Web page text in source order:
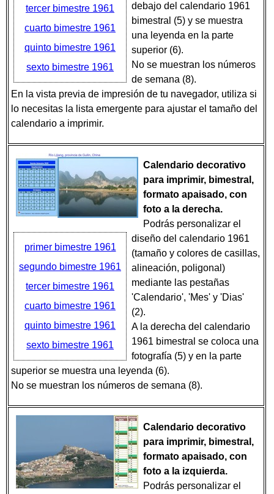
tercer bimestre 1961
cuarto bimestre 1961
quinto bimestre 1961
sexto bimestre 1961
debajo del calendario 1961
bimestral (5) y se muestra
una leyenda en la parte
superior (6).
No se muestran los números
de semana (8).
En la vista previa de impresión de tu navegador, utiliza si
lo necesitas la lista emergente para ajustar el tamaño del
calendario a imprimir.
primer bimestre 1961
segundo bimestre 1961
tercer bimestre 1961
cuarto bimestre 1961
quinto bimestre 1961
sexto bimestre 1961
Calendario decorativo
para imprimir, bimestral,
formato apaisado, con
foto a la derecha.
Podrás personalizar el
diseño del calendario 1961
(tamaño y colores de casillas,
alineación, poligonal)
mediante las pestañas
'Calendario', 'Mes' y 'Dias'
(2).
A la derecha del calendario
1961 bimestral se coloca una
fotografía (5) y en la parte
superior se muestra una leyenda (6).
No se muestran los números de semana (8).
Calendario decorativo
para imprimir, bimestral,
formato apaisado, con
foto a la izquierda.
Podrás personalizar el